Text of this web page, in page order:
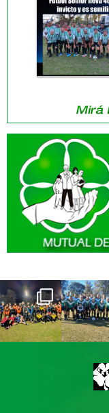
SOCIALES
CELEBRAMOS
JARDIN
vivieron una
una hermosa
que llenaron de
jardín. Gracias a
acompañar con
a los niños y
¡Viva la Patria!
Comunicación